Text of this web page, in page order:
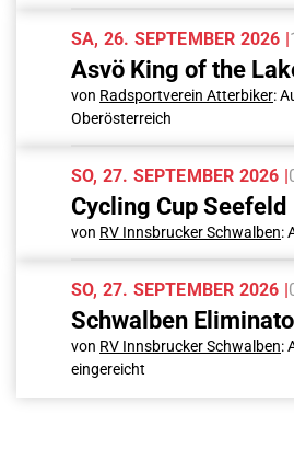
SA, 26. SEPTEMBER 2026 |
Asvö King of the
von Radsportverein Atterbiker:
Oberösterreich
SO, 27. SEPTEMBER 2026 |
Cycling Cup Seefeld
von RV Innsbrucker Schwalben:
SO, 27. SEPTEMBER 2026 |
Schwalben
von RV Innsbrucker Schwalben:
eingereicht